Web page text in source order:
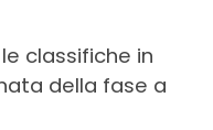
classifiche in
della fase a